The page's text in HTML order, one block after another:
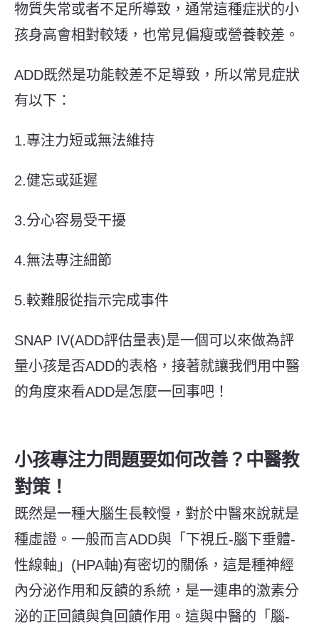
物質失常或者不足所導致，通常這種症狀的小
孩身高會相對較矮，也常見偏瘦或營養較差。
ADD既然是功能較差不足導致，所以常見症狀
有以下：
1.專注力短或無法維持
2.健忘或延遲
3.分心容易受干擾
4.無法專注細節
5.較難服從指示完成事件
SNAP IV(ADD評估量表)是一個可以來做為評
量小孩是否ADD的表格，接著就讓我們用中醫
的角度來看ADD是怎麼一回事吧！
小孩專注力問題要如何改善？中醫教
對策！
既然是一種大腦生長較慢，對於中醫來說就是
種虛證。 一般而言ADD與 「 下視丘-腦下垂體-
性線軸 」 (HPA軸)有密切的關係，這是種神經
內分泌作用和反饋的系統，是一連串的激素分
泌的正回饋與負回饋作用。這與中醫的 「 腦-